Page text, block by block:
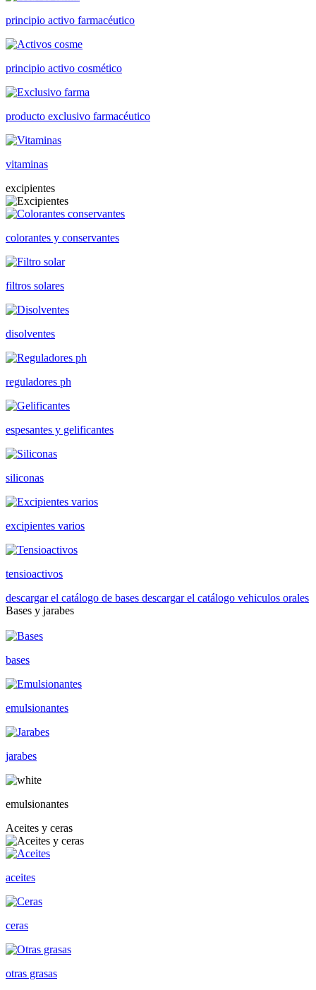
principio activo farmacéutico
principio activo cosmético
producto exclusivo farmacéutico
vitaminas
excipientes
colorantes y conservantes
filtros solares
disolventes
reguladores ph
espesantes y gelificantes
siliconas
excipientes varios
tensioactivos
descargar el catálogo de bases descargar el catálogo vehiculos orales
Bases y jarabes
bases
emulsionantes
jarabes
emulsionantes
Aceites y ceras
aceites
ceras
otras grasas